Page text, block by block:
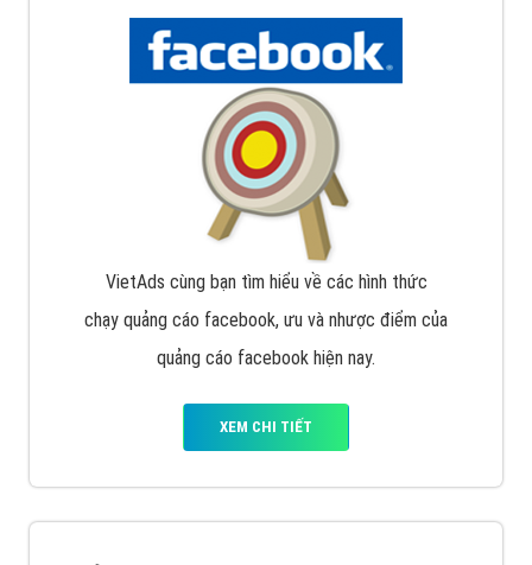
VietAds cùng bạn tìm hiểu về các hình thức
chạy quảng cáo facebook, ưu và nhược điểm của
quảng cáo facebook hiện nay.
XEM CHI TIẾT